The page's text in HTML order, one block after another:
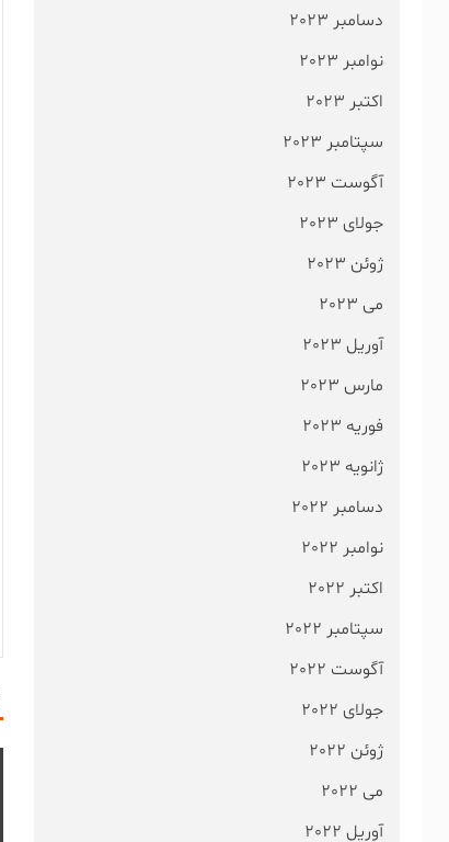
دسامبر 2023
نوامبر 2023
اکتبر 2023
سپتامبر 2023
آگوست 2023
جولای 2023
ژوئن 2023
می 2023
آوریل 2023
مارس 2023
فوریه 2023
ژانویه 2023
دسامبر 2022
نوامبر 2022
اکتبر 2022
سپتامبر 2022
آگوست 2022
جولای 2022
ژوئن 2022
می 2022
آوریل 2022